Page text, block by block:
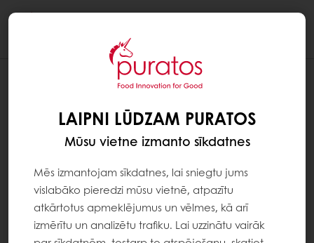
LAIPNI LŪDZAM PURATOS
Mūsu vietne izmanto sīkdatnes
Mēs izmantojam sīkdatnes, lai sniegtu jums
vislabāko pieredzi mūsu vietnē, atpazītu
atkārtotus apmeklējumus un vēlmes, kā arī
izmērītu un analizētu trafiku. Lai uzzinātu vairāk